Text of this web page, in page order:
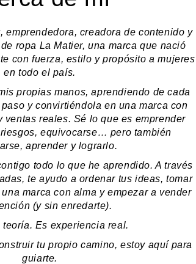
emprendedora, creadora de contenido y
ropa La Matier, una marca que nació
con fuerza, estilo y propósito a mujeres
en todo el país.
propias manos, aprendiendo de cada
y convirtiéndola en una marca con
ventas reales. Sé lo que es emprender
equivocarse… pero también
aprender y lograrlo.
todo lo que he aprendido. A través
te ayudo a ordenar tus ideas, tomar
marca con alma y empezar a vender
(y sin enredarte).
teoría. Es experiencia real.
tu propio camino, estoy aquí para
guiarte.